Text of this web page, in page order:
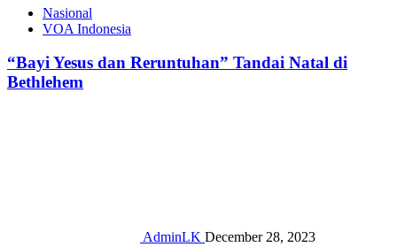
Nasional
VOA Indonesia
“Bayi Yesus dan Reruntuhan” Tandai Natal di
Bethlehem
AdminLK December 28, 2023